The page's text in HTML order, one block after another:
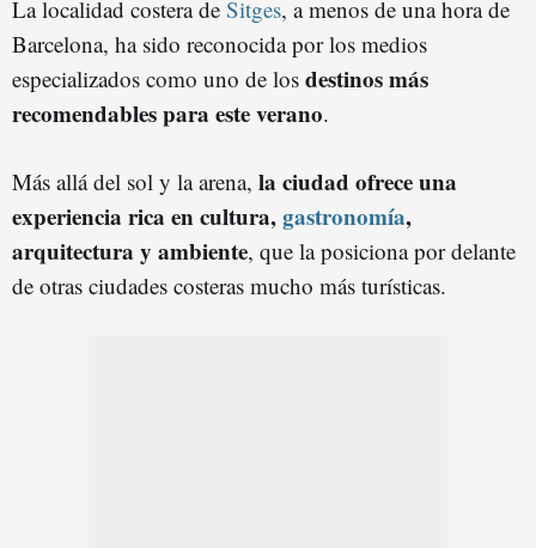
La localidad costera de Sitges, a menos de una hora de
Barcelona, ha sido reconocida por los medios
especializados como uno de los destinos más
recomendables para este verano.
Más allá del sol y la arena, la ciudad ofrece una
experiencia rica en cultura,gastronomía,
arquitectura y ambiente, que la posiciona por delante
de otras ciudades costeras mucho más turísticas.